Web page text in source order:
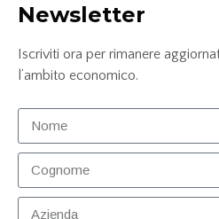
Partnership strategica tra
Newsletter
Iscriviti ora per rimanere
l’ambito economico.